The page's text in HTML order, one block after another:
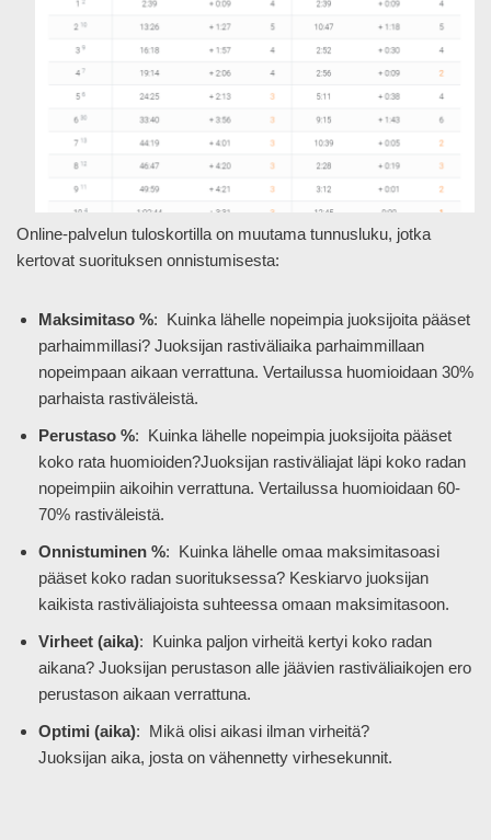
Online-palvelun tuloskortilla on muutama tunnusluku, jotka
kertovat suorituksen onnistumisesta:
Maksimitaso %: Kuinka lähelle nopeimpia juoksijoita pääset
parhaimmillasi? Juoksijan rastiväliaika parhaimmillaan
nopeimpaan aikaan verrattuna. Vertailussa huomioidaan 30%
parhaista rastiväleistä.
Perustaso %: Kuinka lähelle nopeimpia juoksijoita pääset
koko rata huomioiden?Juoksijan rastiväliajat läpi koko radan
nopeimpiin aikoihin verrattuna. Vertailussa huomioidaan 60-
70% rastiväleistä.
Onnistuminen %: Kuinka lähelle omaa maksimitasoasi
pääset koko radan suorituksessa? Keskiarvo juoksijan
kaikista rastiväliajoista suhteessa omaan maksimitasoon.
Virheet (aika): Kuinka paljon virheitä kertyi koko radan
aikana? Juoksijan perustason alle jäävien rastiväliaikojen ero
perustason aikaan verrattuna.
Optimi (aika): Mikä olisi aikasi ilman virheitä?
Juoksijan aika, josta on vähennetty virhesekunnit.